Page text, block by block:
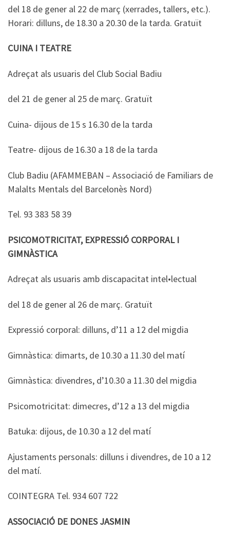
del 18 de gener al 22 de març (xerrades, tallers, etc.).
Horari: dilluns, de 18.30 a 20.30 de la tarda. Gratuït
CUINA I TEATRE
Adreçat als usuaris del Club Social Badiu
del 21 de gener al 25 de març. Gratuït
Cuina- dijous de 15 s 16.30 de la tarda
Teatre- dijous de 16.30 a 18 de la tarda
Club Badiu (AFAMMEBAN – Associació de Familiars de
Malalts Mentals del Barcelonès Nord)
Tel. 93 383 58 39
PSICOMOTRICITAT, EXPRESSIÓ CORPORAL I
GIMNÀSTICA
Adreçat als usuaris amb discapacitat intel•lectual
del 18 de gener al 26 de març. Gratuït
Expressió corporal: dilluns, d’11 a 12 del migdia
Gimnàstica: dimarts, de 10.30 a 11.30 del matí
Gimnàstica: divendres, d’10.30 a 11.30 del migdia
Psicomotricitat: dimecres, d’12 a 13 del migdia
Batuka: dijous, de 10.30 a 12 del matí
Ajustaments personals: dilluns i divendres, de 10 a 12
del matí.
COINTEGRA Tel. 934 607 722
ASSOCIACIÓ DE DONES JASMIN